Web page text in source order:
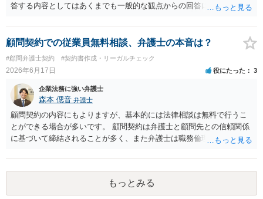
答する内容としてはあくまでも一般的な観点からの回答になります
授業・言語コーチング」と明確に位置付け、サーフィンや農業体験、
工場見学等のアクティビティは、旅行商品ではなく授業に付随した無
償の交流・学習機会として整理すること。 ・宿泊・交通・レンタカー
等の契約主体および支払は常にクライアント本人と事業者の間で完結
させ、日本語講師は予約手続や支払の代理・媒介・取次・窓口を担わ
ないこと。 ・利用規約・免責条項では、①講師は旅行業者ではなく運
送・宿泊等のサービス提供者とは独立した立場であること、②参加者
の移動・アクティビティ参加は自己の判断と責任によること、③講師
の故意・重大な過失を除く範囲で事故等についての責任を限定するこ
とを明示すること。 この辺りは意識して書類等を作成された方がよろ
しいかと思います。 公開の場で個別具体的な内容に従って回答するの
にも限界がありますので、資料などを持参の上、弁護士の相談される
ことをお勧めします。
顧問契約での従業員無料相談、弁護士の本音は？
#顧問弁護士契約 #契約書作成・リーガルチェック
2026年6月17日 役にたった 3
企業法務に強い弁護士
森本 偲音 弁護士
顧問契約の内容にもよりますが、基本的には法律相談は無料で行うこ
とができる場合が多いです。 顧問契約は弁護士と顧問先との信頼関係
に基づいて締結されることが多く、また弁護士は職務倫理上誠実に職
といった理由で真剣に回答しないということはございません。 仮にそ
ういった弁護士がいる場合は、その方個人の問題になりますが、顧問
先から顧問契約を打ち切られたり、場合によっては懲戒請求を 受ける
といったことになろうかと存じます。 以上ご参考までに。
もっとみる